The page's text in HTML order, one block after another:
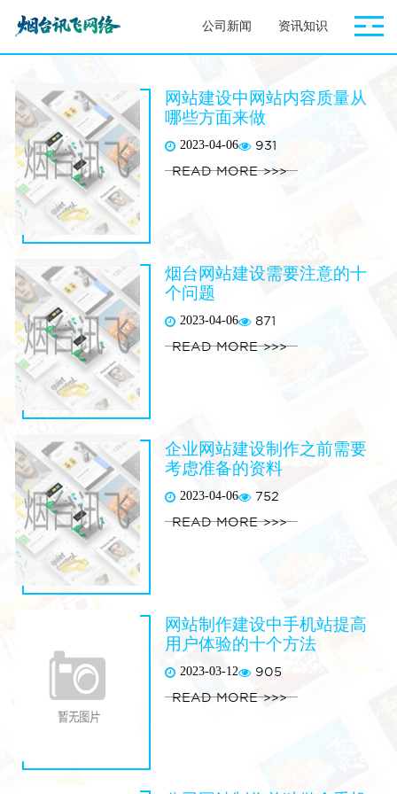
公司新闻 资讯知识
网站建设中网站内容质量从
哪些方面来做
2023-04-06
931
READ MORE
烟台网站建设需要注意的十
个问题
2023-04-06
871
READ MORE
企业网站建设制作之前需要
考虑准备的资料
2023-04-06
752
READ MORE
网站制作建设中手机站提高
用户体验的十个方法
2023-03-12
905
READ MORE